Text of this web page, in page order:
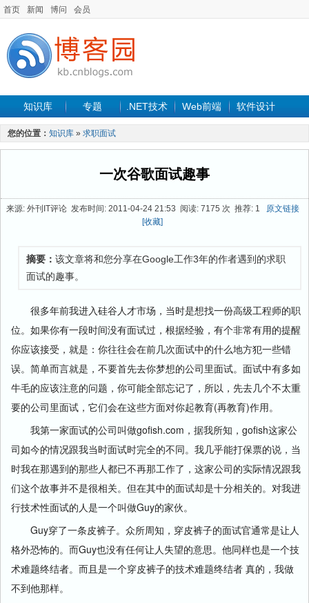
首页 新闻 博问 会员
知识库 专题 .NET技术 Web前端 软件设计
手机开发 软件工程
最新文章
您的位置： 知识库 » 求职面试
一次谷歌面试趣事
来源: 外刊IT评论 发布时间: 2011-04-24 21:53 阅读: 7175 次 推荐: 1
原文链接
[收藏]
摘要： 该文章将和您分享在Google工作3年的作者遇到的求职
面试的趣事。
很多年前我进入硅谷人才市场，当时是想找一份高级工程师的职
位。如果你有一段时间没有面试过，根据经验，有个非常有用的提醒
你应该接受，就是：你往往会在前几次面试中的什么地方犯一些错
误。简单而言就是，不要首先去你梦想的公司里面试。面试中有多如
牛毛的应该注意的问题，你可能全部忘记了，所以，先去几个不太重
要的公司里面试，它们会在这些方面对你起教育(再教育)作用。
我第一家面试的公司叫做gofish.com，据我所知，gofish这家公
司如今的情况跟我当时面试时完全的不同。我几乎能打保票的说，当
时我在那遇到的那些人都已不再那工作了，这家公司的实际情况跟我
们这个故事并不是很相关。但在其中的面试却是十分相关的。对我进
行技术性面试的人是一个叫做Guy的家伙。
Guy穿了一条皮裤子。众所周知，穿皮裤子的面试官通常是让人
格外恐怖的。而Guy也没有任何让人失望的意思。他同样也是一个技
术难题终结者。而且是一个穿皮裤子的技术难题终结者 真的，我做
不到他那样。